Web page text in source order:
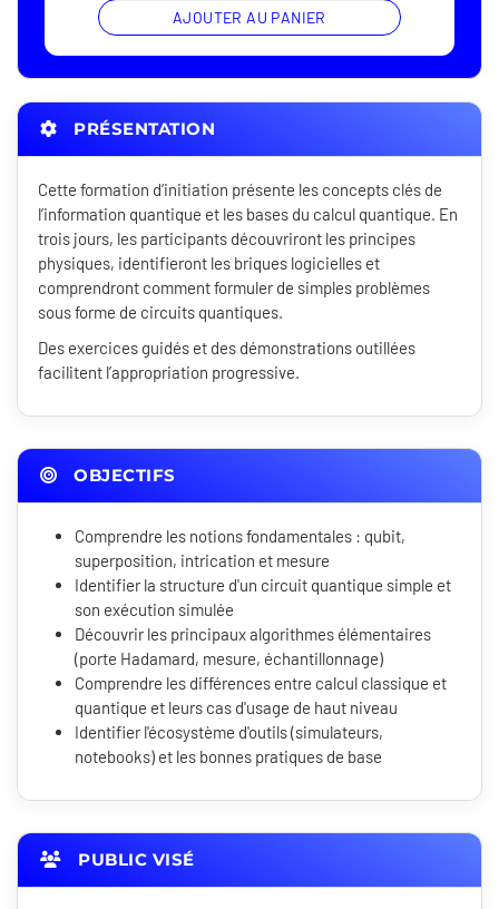
AJOUTER AU PANIER
PRÉSENTATION
Cette formation d’initiation présente les concepts clés de
l’information quantique et les bases du calcul quantique. En
trois jours, les participants découvriront les principes
physiques, identifieront les briques logicielles et
comprendront comment formuler de simples problèmes
sous forme de circuits quantiques.
Des exercices guidés et des démonstrations outillées
facilitent l’appropriation progressive.
OBJECTIFS
Comprendre les notions fondamentales : qubit,
superposition, intrication et mesure
Identifier la structure d'un circuit quantique simple et
son exécution simulée
Découvrir les principaux algorithmes élémentaires
(porte Hadamard, mesure, échantillonnage)
Comprendre les différences entre calcul classique et
quantique et leurs cas d'usage de haut niveau
Identifier l'écosystème d'outils (simulateurs,
notebooks) et les bonnes pratiques de base
PUBLIC VISÉ